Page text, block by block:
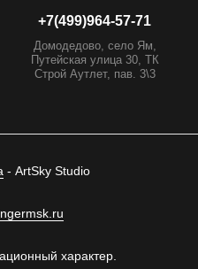
+7(499)964-57-71
Домодедово, село Ям,
Путейская улица 30, ТК
Строй Аутлет, пав. 3\3
- ArtSky Studio
характер.